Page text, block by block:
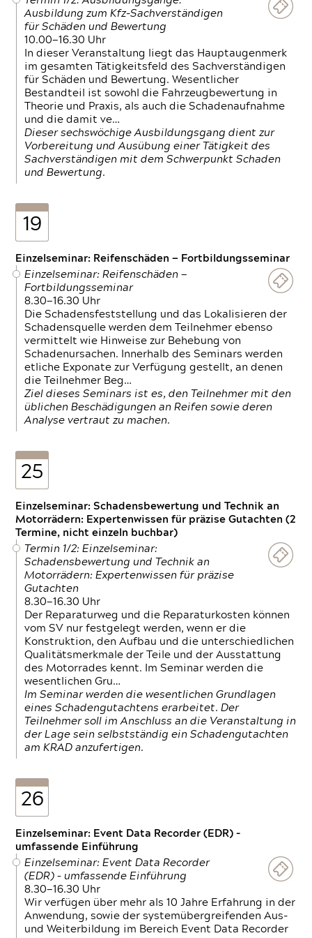
Ausbildung zum Kfz-Sachverständigen
für Schäden und Bewertung
10.00—16.30 Uhr
In dieser Veranstaltung liegt das Hauptaugenmerk
im gesamten Tätigkeitsfeld des Sachverständigen
für Schäden und Bewertung. Wesentlicher
Bestandteil ist sowohl die Fahrzeugbewertung in
Theorie und Praxis, als auch die Schadenaufnahme
und die damit ve…
Dieser sechswöchige Ausbildungsgang dient zur
Vorbereitung und Ausübung einer Tätigkeit des
Sachverständigen mit dem Schwerpunkt Schaden
und Bewertung.
19
Einzelseminar: Reifenschäden — Fortbildungsseminar
Einzelseminar: Reifenschäden —
Fortbildungsseminar
8.30—16.30 Uhr
Die Schadensfeststellung und das Lokalisieren der
Schadensquelle werden dem Teilnehmer ebenso
vermittelt wie Hinweise zur Behebung von
Schadenursachen. Innerhalb des Seminars werden
etliche Exponate zur Verfügung gestellt, an denen
die Teilnehmer Beg…
Ziel dieses Seminars ist es, den Teilnehmer mit den
üblichen Beschädigungen an Reifen sowie deren
Analyse vertraut zu machen.
25
Einzelseminar: Schadensbewertung und Technik an
Motorrädern: Expertenwissen für präzise Gutachten (2
Termine, nicht einzeln buchbar)
Termin 1/2: Einzelseminar:
Schadensbewertung und Technik an
Motorrädern: Expertenwissen für präzise
Gutachten
8.30—16.30 Uhr
Der Reparaturweg und die Reparaturkosten können
vom SV nur festgelegt werden, wenn er die
Konstruktion, den Aufbau und die unterschiedlichen
Qualitätsmerkmale der Teile und der Ausstattung
des Motorrades kennt. Im Seminar werden die
wesentlichen Gru…
Im Seminar werden die wesentlichen Grundlagen
eines Schadengutachtens erarbeitet. Der
Teilnehmer soll im Anschluss an die Veranstaltung in
der Lage sein selbstständig ein Schadengutachten
am KRAD anzufertigen.
26
Einzelseminar: Event Data Recorder (EDR) –
umfassende Einführung
Einzelseminar: Event Data Recorder
(EDR) – umfassende Einführung
8.30—16.30 Uhr
Wir verfügen über mehr als 10 Jahre Erfahrung in der
Anwendung, sowie der systemübergreifenden Aus-
und Weiterbildung im Bereich Event Data Recorder